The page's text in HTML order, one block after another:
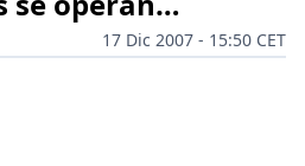
17 Dic 2007 - 15:50 CET